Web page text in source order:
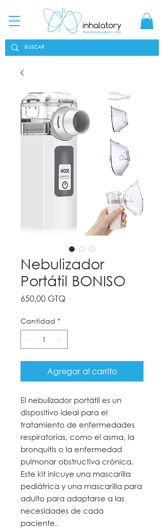
Nebulizador
Portátil BONISO
650,00 GTQ
Cantidad *
Agregar al carrito
El nebulizador portátil es un
dispositivo ideal para el
tratamiento de enfermedades
respiratorias, como el asma, la
bronquitis o la enfermedad
pulmonar obstructiva crónica.
Este kit inlcuye una mascarilla
pediátrica y una mascarilla para
adulto para adaptarse a las
necesidades de cada
paciente.